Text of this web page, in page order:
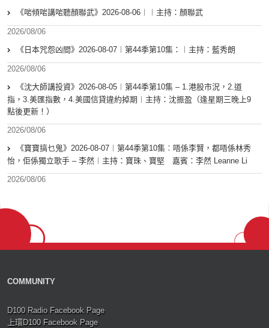
《啱傾啱講啱聽顏聯武》2026-08-06︱︱主持：顏聯武
2026/08/06
《日本咒怨凶間》2026-08-07︱第44季第10集：︱主持：藍秀朗
2026/08/06
《沈大師講投資》2026-08-05︱第44季第10集 – 1.港股市況，2.道
指，3.美匯指數，4.美國信貸違約掉期︱主持：沈振盈（逢星期三晚上9
點後更新！）
2026/08/06
《寶寶搞乜鬼》2026-08-07︱第44季第10集︰唔係李賢，都唔係林秀
怡，佢係獨立歌手 – 李然︱主持：寶珠、寶堅 嘉賓：李然 Leanne Li
2026/08/06
COMMUNITY
D100 Radio Facebook Page
上環D100 Facebook Page